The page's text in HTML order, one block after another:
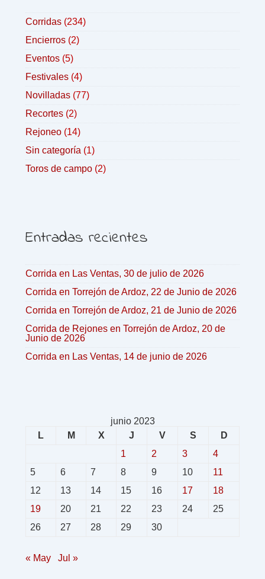
Corridas (234)
Encierros (2)
Eventos (5)
Festivales (4)
Novilladas (77)
Recortes (2)
Rejoneo (14)
Sin categoría (1)
Toros de campo (2)
Entradas recientes
Corrida en Las Ventas, 30 de julio de 2026
Corrida en Torrejón de Ardoz, 22 de Junio de 2026
Corrida en Torrejón de Ardoz, 21 de Junio de 2026
Corrida de Rejones en Torrejón de Ardoz, 20 de
Junio de 2026
Corrida en Las Ventas, 14 de junio de 2026
junio 2023
L
M X J V S
D
1
2 3
4
5
6 7 8 9 10
11
12
13 14 15 16 17
18
19
20 21 22 23 24
25
26
27 28 29 30
« May Jul »